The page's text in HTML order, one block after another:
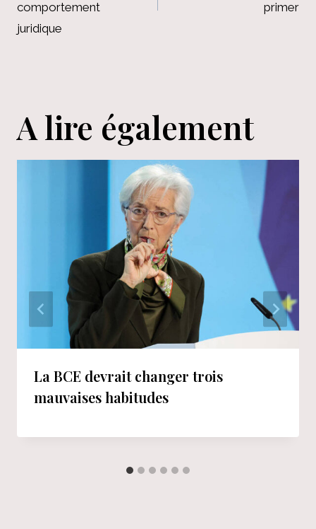
comportement
juridique
primer
A lire également
La BCE devrait changer trois
mauvaises habitudes